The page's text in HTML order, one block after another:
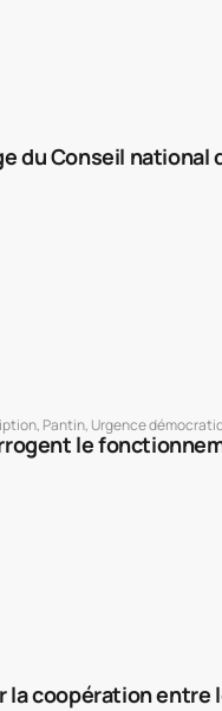
du Conseil national
, Pantin, Urgence
le
coopération entre